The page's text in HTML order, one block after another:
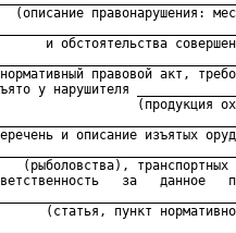
(описание правонарушения:
и обстоятельства
правовой акт,
у нарушителя
(продукция
и описание изъятых
(рыболовства), транспортных
за   данное
(статья, пункт